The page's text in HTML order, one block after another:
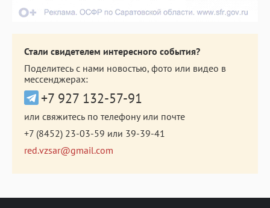
Стали свидетелем интересного события?
Поделитесь с нами новостью, фото или видео в
мессенджерах:
+7 927 132-57-91
или свяжитесь по телефону или почте
+7 (8452) 23-03-59 или 39-39-41
red.vzsar@gmail.com